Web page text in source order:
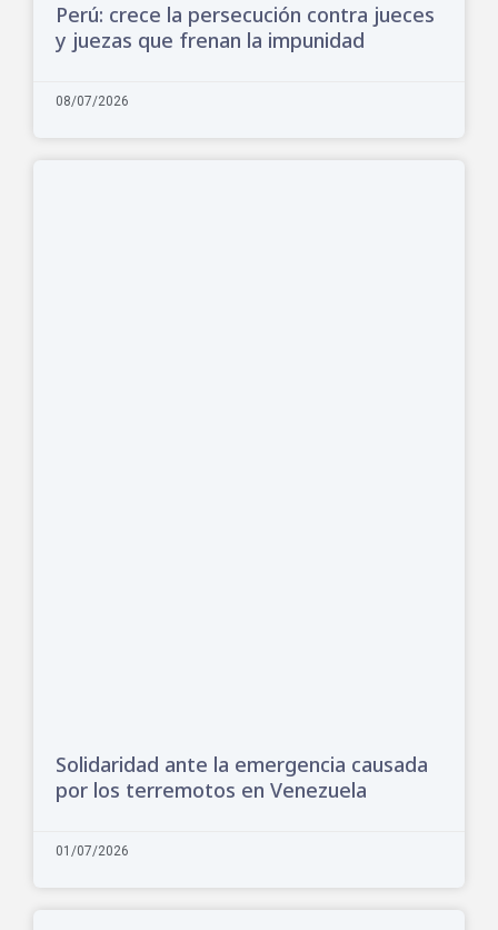
Perú: crece la persecución contra jueces
y juezas que frenan la impunidad
08/07/2026
Solidaridad ante la emergencia causada
por los terremotos en Venezuela
01/07/2026